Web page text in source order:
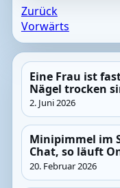
Zurück
Vorwärts
Eine Frau ist
Nägel trocken
2. Juni 2026
Minipimmel im
Chat, so läuft
20. Februar 2026